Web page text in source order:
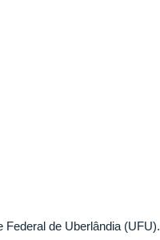
de Uberlândia (UFU).